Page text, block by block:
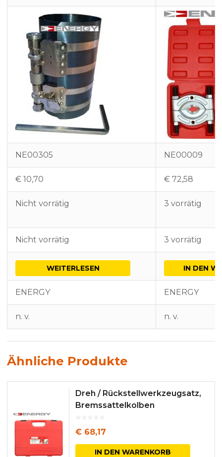
NE00305 NE00009
€ 10,70 € 72,58
Nicht vorrätig 3 vorrätig
Nicht vorrätig 3 vorrätig
WEITERLESEN IN DEN
ENERGY ENERGY
n. v. n. v.
Ähnliche Produkte
Dreh / Rückstellwerkzeugsatz,
Bremssattelkolben
€ 68,17
IN DEN WARENKORB